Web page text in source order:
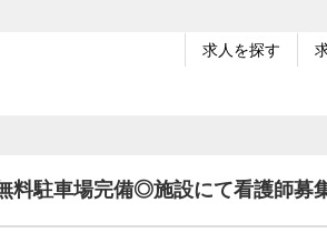
求人を探す
料駐車場完備◎施設にて看護師募